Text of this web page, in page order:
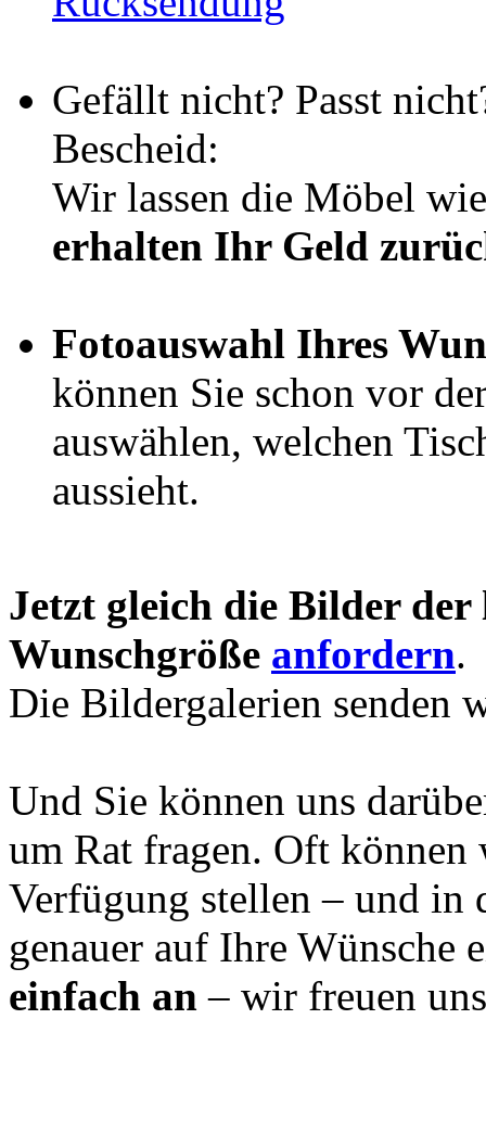
Gefällt nicht? Passt
Bescheid:
Wir lassen die Möbel
erhalten Ihr Geld
Fotoauswahl Ihres
können Sie schon vor
auswählen, welchen
aussieht.
Jetzt gleich die Bilder
Wunschgröße anfordern.
Die Bildergalerien senden
Und Sie können uns
um Rat fragen. Oft
Verfügung stellen – und
genauer auf Ihre Wünsche
einfach an – wir freuen